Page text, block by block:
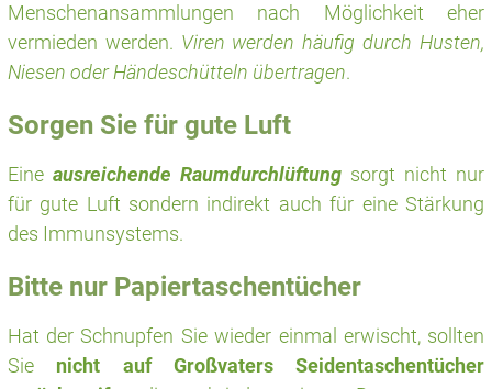
Menschenansammlungen nach Möglichkeit eher
vermieden werden. Viren werden häufig durch Husten,
Niesen oder Händeschütteln übertragen.
Sorgen Sie für gute Luft
Eine ausreichende Raumdurchlüftungsorgt nicht nur
für gute Luft sondern indirekt auch für eine Stärkung
des Immunsystems.
Bitte nur Papiertaschentücher
Hat der Schnupfen Sie wieder einmal erwischt, sollten
Sie nicht auf Großvaters Seidentaschentücher